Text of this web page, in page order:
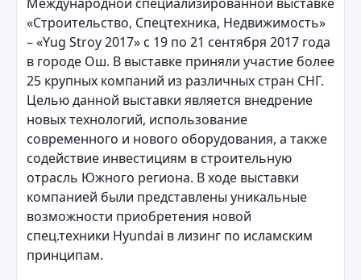
Международной специализированной выставке
«Строительство, Спецтехника, Недвижимость»
– «Yug Stroy 2017» с 19 по 21 сентября 2017 года
в городе Ош. В выставке приняли участие более
25 крупных компаний из различных стран СНГ.
Целью данной выставки является внедрение
новых технологий, использование
современного и нового оборудования, а также
содействие инвестициям в строительную
отрасль Южного региона. В ходе выставки
компанией были представлены уникальные
возможности приобретения новой
спец.техники Hyundai в лизинг по исламским
принципам.